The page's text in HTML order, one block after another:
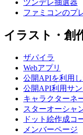
ツンデレ抽選器
ファミコンのプ
イラスト・創
ザパイラ
Webアプリ
公開APIを利用
公開API利用サ
キャラクターネ
スターオーシャ
ドット絵作成コ
メンバーページ